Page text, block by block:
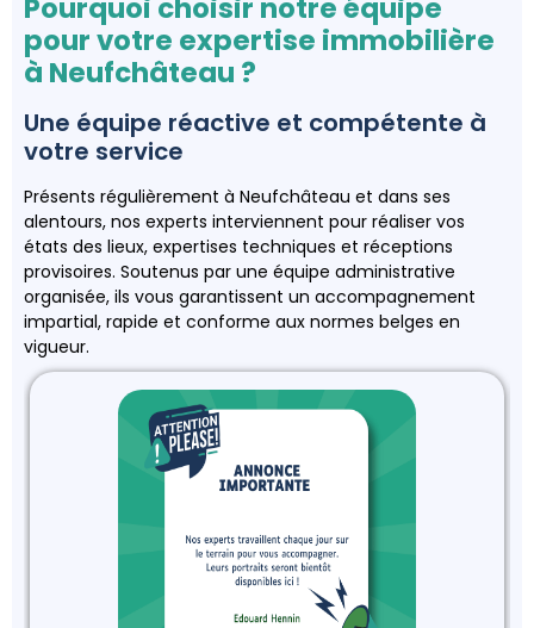
Pourquoi choisir notre équipe
pour votre expertise immobilière
à Neufchâteau ?
Une équipe réactive et compétente à
votre service
Présents régulièrement à Neufchâteau et dans ses
alentours, nos experts interviennent pour réaliser vos
états des lieux, expertises techniques et réceptions
provisoires. Soutenus par une équipe administrative
organisée, ils vous garantissent un accompagnement
impartial, rapide et conforme aux normes belges en
vigueur.